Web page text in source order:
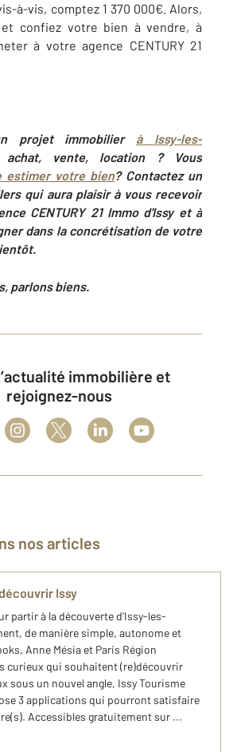
à-vis, comptez 1 370 000€. Alors,
confiez votre bien à vendre, à
à votre agence CENTURY 21
projet immobilier à Issy-les-
vente, location ? Vous
estimer votre bien? Contactez un
qui aura plaisir à vous recevoir
CENTURY 21 Immo d'Issy et à
dans la concrétisation de votre
parlons biens.
rejoignez-nous
nos articles
Issy
partir à la découverte d’Issy-les-
de manière simple, autonome et
Anne Mésia et Paris Région
curieux qui souhaitent (re)découvrir
sous un nouvel angle, Issy Tourisme
3 applications qui pourront satisfaire
Accessibles gratuitement sur ...